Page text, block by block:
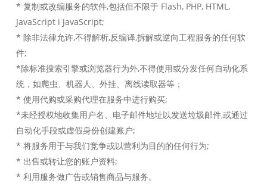
* 复制或改编服务的软件,包括但不限于 Flash, PHP, HTML,
JavaScript i JavaScript;
* 除非法律允许,不得解析,反编译,拆解或逆向工程服务的任何软
件;
*除标准搜索引擎或浏览器行为外,不得使用或分发任何自动化系
统，如爬虫、机器人、外挂、离线读取器等；
* 使用代购或采购代理在服务中进行购买;
*未经授权地收集用户名、电子邮件地址以发送垃圾邮件,或通过
自动化手段或虚假身份创建账户;
* 将服务用于与我们竞争或以营利为目的的任何行为;
* 出售或转让您的账户资料;
* 利用服务做广告或销售商品与服务。